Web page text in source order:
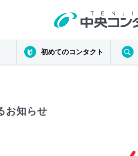
初めてのコンタクト
お知らせ